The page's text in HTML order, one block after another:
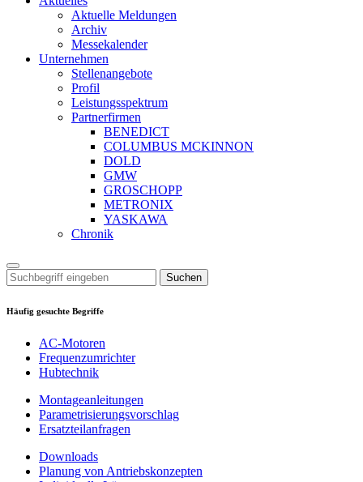
Aktuelle Meldungen
Archiv
Messekalender
Unternehmen
Stellenangebote
Profil
Leistungsspektrum
Partnerfirmen
BENEDICT
COLUMBUS MCKINNON
DOLD
GMW
GROSCHOPP
METRONIX
YASKAWA
Chronik
Suchen
Häufig gesuchte Begriffe
AC-Motoren
Frequenzumrichter
Hubtechnik
Montageanleitungen
Parametrisierungsvorschlag
Ersatzteilanfragen
Downloads
Planung von Antriebskonzepten